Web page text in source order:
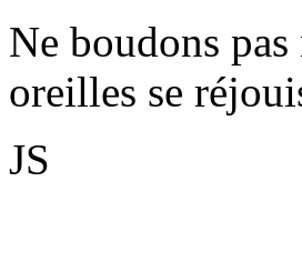
Ne boudons
oreilles se
JS